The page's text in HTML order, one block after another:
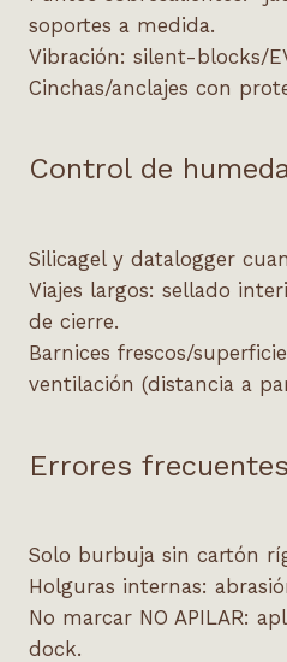
soportes a medida.
Vibración: silent-blocks/
Cinchas/anclajes con
Control de
Silicagel y datalogger
Viajes largos: sellado
de cierre.
Barnices frescos/
ventilación (distancia a
Errores frecuentes
Solo burbuja sin cartón
Holguras internas:
No marcar NO APILAR:
dock.